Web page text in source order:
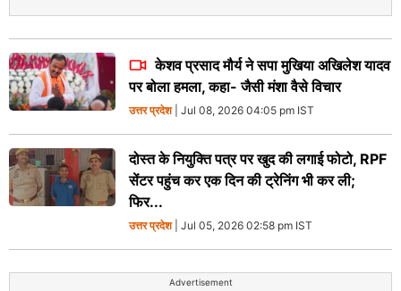
केशव प्रसाद मौर्य ने सपा मुखिया अखिलेश यादव
पर बोला हमला, कहा- जैसी मंशा वैसे विचार
उत्तर प्रदेश| Jul 08, 2026 04:05 pm IST
दोस्त के नियुक्ति पत्र पर खुद की लगाई फोटो, RPF
सेंटर पहुंच कर एक दिन की ट्रेनिंग भी कर ली;
फिर...
उत्तर प्रदेश| Jul 05, 2026 02:58 pm IST
Advertisement